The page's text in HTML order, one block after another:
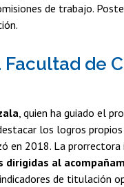
de trabajo.
de
, quien ha guiado el
los logros
en 2018. La prorrectora
dirigidas al
de titulación